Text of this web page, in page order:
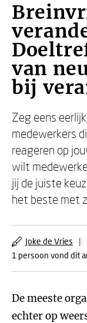
van
bij
Zeg eens
medewerkers
reageren op
wilt
jij de juiste
het beste met
Joke de Vries |
1 persoon vond dit
De meeste
echter op